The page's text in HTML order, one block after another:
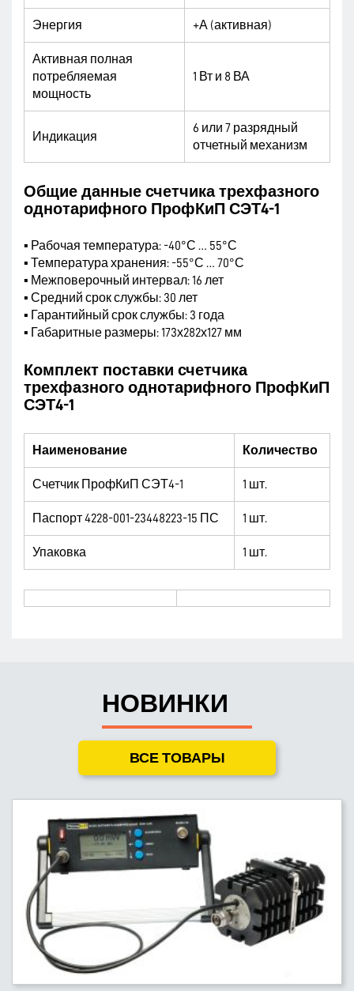
Энергия +А (активная)
Активная полная
потребляемая
мощность
1 Вт и 8 ВА
Индикация
6 или 7 разрядный
отчетный механизм
Общие данные счетчика трехфазного
однотарифного ПрофКиП СЭТ4-1
▪ Рабочая температура: -40°С … 55°С
▪ Температура хранения: -55°С … 70°С
▪ Межповерочный интервал: 16 лет
▪ Средний срок службы: 30 лет
▪ Гарантийный срок службы: 3 года
▪ Габаритные размеры: 173х282х127 мм
Комплект поставки счетчика
трехфазного однотарифного ПрофКиП
СЭТ4-1
Наименование Количество
Счетчик ПрофКиП СЭТ4-1 1 шт.
Паспорт 4228-001-23448223-15 ПС 1 шт.
Упаковка 1 шт.
НОВИНКИ
ВСЕ ТОВАРЫ